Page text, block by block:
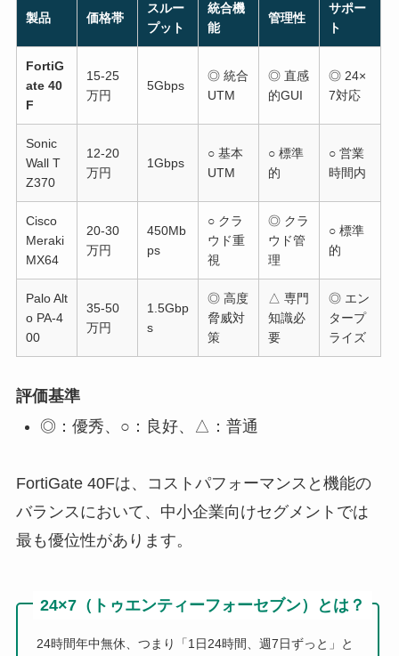
製品 価格帯
スルー
プット
統合機
能
管理性
サポー
ト
FortiG
ate 40
F
15-25
万円
5Gbps
◎ 統合
UTM
◎ 直感
的GUI
◎ 24×
7対応
Sonic
Wall T
Z370
12-20
万円
1Gbps
○ 基本
UTM
○ 標準
的
○ 営業
時間内
Cisco
Meraki
MX64
20-30
万円
450Mb
ps
○ クラ
ウド重
視
◎ クラ
ウド管
理
○ 標準
的
Palo Alt
o PA-4
00
35-50
万円
1.5Gbp
s
◎ 高度
脅威対
策
△ 専門
知識必
要
◎ エン
タープ
ライズ
評価基準
◎：優秀、○：良好、△：普通
FortiGate 40Fは、コストパフォーマンスと機能の
バランスにおいて、中小企業向けセグメントでは
最も優位性があります。
24×7（トゥエンティーフォーセブン）とは？
24時間年中無休、つまり「1日24時間、週7日ずっと」と